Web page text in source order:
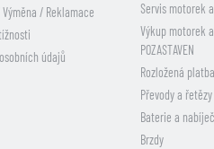
/ Reklamace
údajů
Servis motorek
Výkup motorek
POZASTAVEN
Rozložená platba
Převody a řetězy
Baterie a
Brzdy